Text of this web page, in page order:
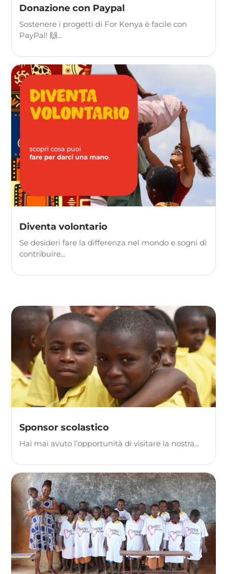
Donazione con Paypal
Sostenere i progetti di For Kenya è facile con
PayPal! 🙌...
Diventa volontario
Se desideri fare la differenza nel mondo e sogni di
contribuire...
Sponsor scolastico
Hai mai avuto l’opportunità di visitare la nostra...